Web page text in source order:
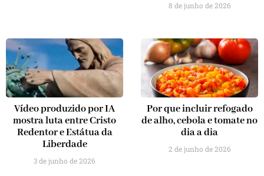
8 de junho de 2026
Vídeo produzido por IA
mostra luta entre Cristo
Redentor e Estátua da
Liberdade
3 de junho de 2026
Por que incluir refogado
de alho, cebola e tomate no
dia a dia
2 de junho de 2026